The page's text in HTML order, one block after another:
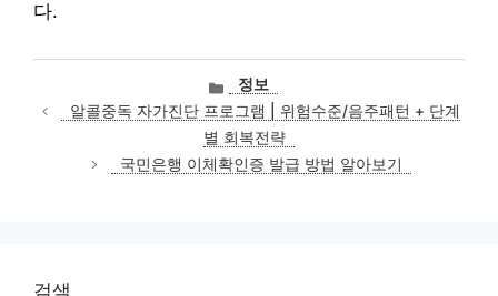
다.
카
테
고
리
정보
알콜중독 자가진단 프로그램 | 위험수준/음주패턴 + 단계
별 회복전략
국민은행 이체확인증 발급 방법 알아보기
검색